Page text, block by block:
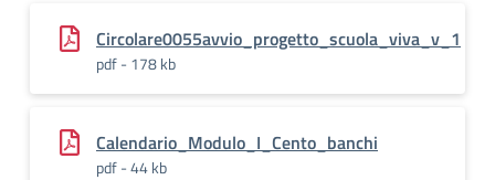
Circolare0055avvio_progetto_scuola_viva_v_1
pdf - 178 kb
Calendario_Modulo_I_Cento_banchi
pdf - 44 kb